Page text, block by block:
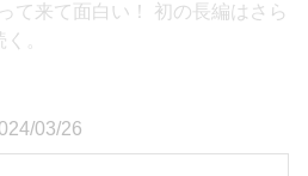
て来て面白い！ 初の長編はさら
。
03/26